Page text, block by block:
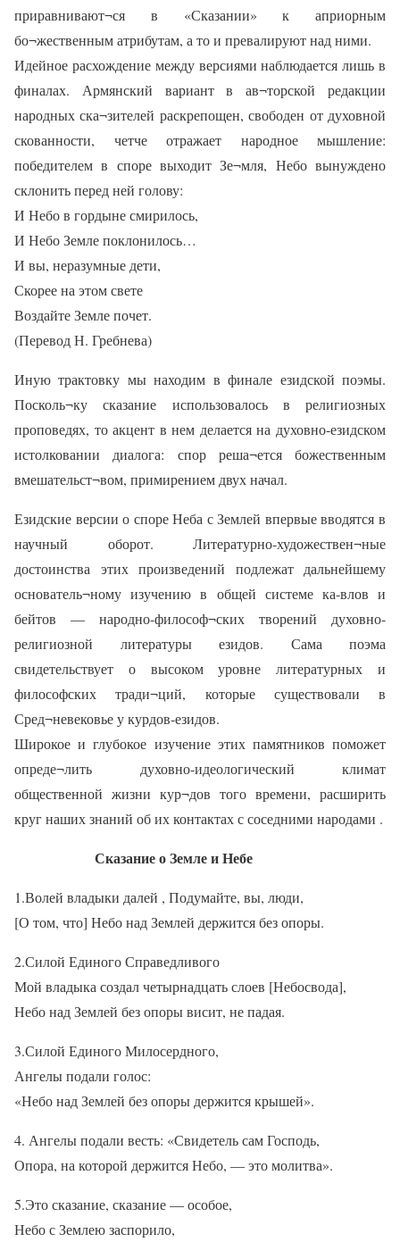
приравнивают¬ся в «Сказании» к априорным
бо¬жественным атрибутам, а то и превалируют над ними.
Идейное расхождение между версиями наблюдается лишь в
финалах. Армянский вариант в ав¬торской редакции
народных ска¬зителей раскрепощен, свободен от духовной
скованности, четче отражает народное мышление:
победителем в споре выходит Зе¬мля, Небо вынуждено
склонить перед ней голову:
И Небо в гордыне смирилось,
И Небо Земле поклонилось…
И вы, неразумные дети,
Скорее на этом свете
Воздайте Земле почет.
(Перевод Н. Гребнева)
Иную трактовку мы находим в финале езидской поэмы.
Посколь¬ку сказание использовалось в религиозных
проповедях, то акцент в нем делается на духовно-езидском
истолковании диалога: спор реша¬ется божественным
вмешательст¬вом, примирением двух начал.
Езидские версии о споре Неба с Землей впервые вводятся в
научный оборот. Литературно-художествен¬ные
достоинства этих произведений подлежат дальнейшему
основатель¬ному изучению в общей системе ка-влов и
бейтов — народно-философ¬ских творений духовно-
религиозной литературы езидов. Сама поэма
свидетельствует о высоком уровне литературных и
философских тради¬ций, которые существовали в
Сред¬невековье у курдов-езидов.
Широкое и глубокое изучение этих памятников поможет
опреде¬лить духовно-идеологический климат
общественной жизни кур¬дов того времени, расширить
круг наших знаний об их контактах с соседними народами .
Сказание о Земле и Небе
1.Волей владыки далей , Подумайте, вы, люди,
[О том, что] Небо над Землей держится без опоры.
2.Силой Единого Справедливого
Мой владыка создал четырнадцать слоев [Небосвода],
Небо над Землей без опоры висит, не падая.
3.Силой Единого Милосердного,
Ангелы подали голос:
«Небо над Землей без опоры держится крышей».
4. Ангелы подали весть: «Свидетель сам Господь,
Опора, на которой держится Небо, — это молитва».
5.Это сказание, сказание — особое,
Небо с Землею заспорило,